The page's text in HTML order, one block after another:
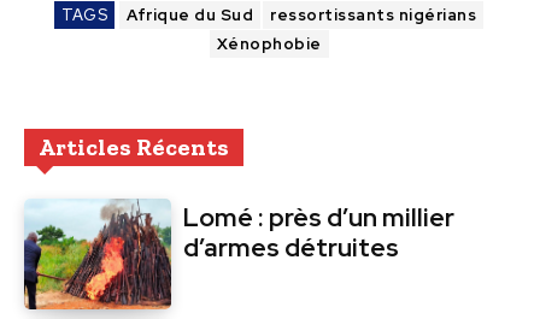
TAGS Afrique du Sud
ressortissants nigérians
Xénophobie
Articles Récents
Lomé : près d’un millier
d’armes détruites